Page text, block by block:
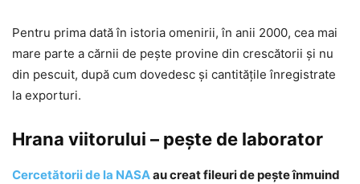
Pentru prima dată în istoria omenirii, în anii 2000, cea mai
mare parte a cărnii de peşte provine din crescătorii şi nu
din pescuit, după cum dovedesc şi cantităţile înregistrate
la exporturi.
Hrana viitorului – peşte de laborator
Cercetătorii de la NASAau creat fileuri de peşte înmuind